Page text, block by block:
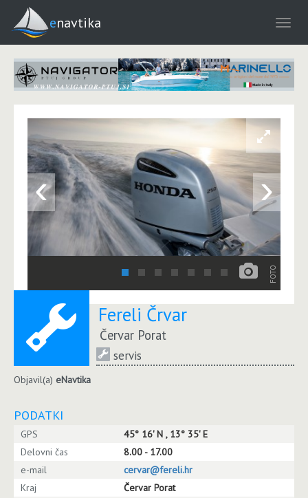
enavtika
‹ ›
FOTO
Fereli Črvar
Červar Porat
servis
Objavil(a) eNavtika
PODATKI
GPS
45° 16' N , 13° 35' E
Delovni čas
8.00 - 17.00
e-mail
cervar@fereli.hr
Kraj
Červar Porat